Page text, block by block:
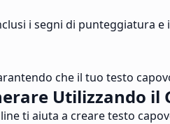
i segni di punteggiatura
che il tuo testo
Utilizzando
ti aiuta a creare testo